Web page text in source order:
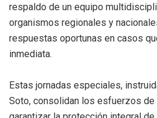
respaldo de un equipo
organismos regionales y
respuestas oportunas en casos
inmediata.
Estas jornadas especiales,
Soto, consolidan los esfuerzos de